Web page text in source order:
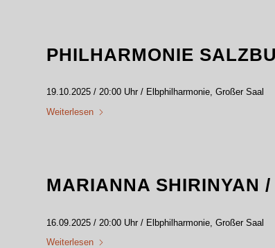
PHILHARMONIE
19.10.2025 / 20:00 Uhr / Elbphilharmonie, Großer Saal
Weiterlesen
MARIANNA SHIRINYAN
16.09.2025 / 20:00 Uhr / Elbphilharmonie, Großer Saal
Weiterlesen